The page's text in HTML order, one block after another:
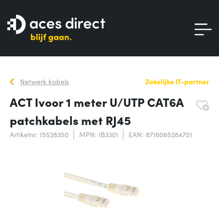
Netwerk kabels Zakelijke IT-partner
ACT Ivoor 1 meter U/UTP CAT6A
patchkabels met RJ45
Artikelnr: 15528350 MPN: IB3301 EAN: 8716065284751